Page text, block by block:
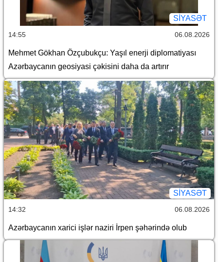
SİYASƏT
14:55 06.08.2026
Mehmet Gökhan Özçubukçu: Yaşıl enerji diplomatiyası
Azərbaycanın geosiyasi çəkisini daha da artırır
SİYASƏT
14:32 06.08.2026
Azərbaycanın xarici işlər naziri İrpen şəhərində olub